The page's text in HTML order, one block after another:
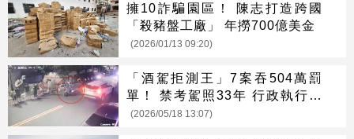
擁10詐騙園區！ 陳志打造跨國
「殺豬盤工廠」 年撈700億美金
(2026/01/13 09:20)
「酒駕拒測王」7案吞504萬罰
單！ 禁考駕照33年 行政執行署
押去戒酒
(2026/05/18 13:07)